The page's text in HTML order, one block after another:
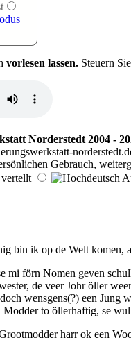
vorlesen lassen. Steuern
Norderstedt 2004 -
Gebrauch,
bin ik op de Welt komen,
mi förn Nomen geven
de veer Johr öller
wensgens(?) een Jung
Modder to öllerhaftig, se
harr ok een